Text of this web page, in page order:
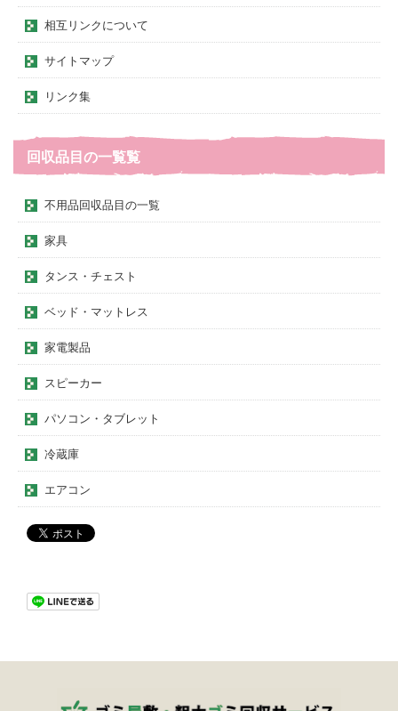
相互リンクについて
サイトマップ
リンク集
回収品目の一覧覧
不用品回収品目の一覧
家具
タンス・チェスト
ベッド・マットレス
家電製品
スピーカー
パソコン・タブレット
冷蔵庫
エアコン